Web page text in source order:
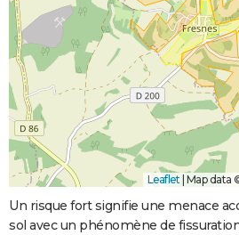
Leaflet | Map data
Un risque fort signifie une menace
sol avec un phénomène de